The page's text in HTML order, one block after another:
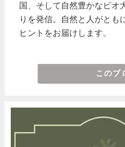
国、そして自然豊かなビオ
りを発信。自然と人がとも
ヒントをお届けします。
このブ